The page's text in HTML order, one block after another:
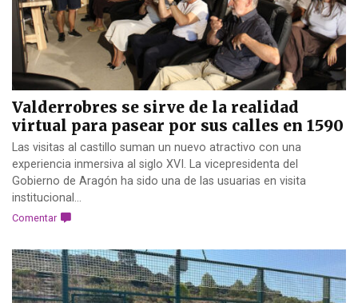
Valderrobres se sirve de la realidad
virtual para pasear por sus calles en 1590
Las visitas al castillo suman un nuevo atractivo con una
experiencia inmersiva al siglo XVI. La vicepresidenta del
Gobierno de Aragón ha sido una de las usuarias en visita
institucional...
Comentar